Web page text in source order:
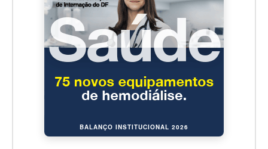
BALANÇO INSTITUCIONAL 2026